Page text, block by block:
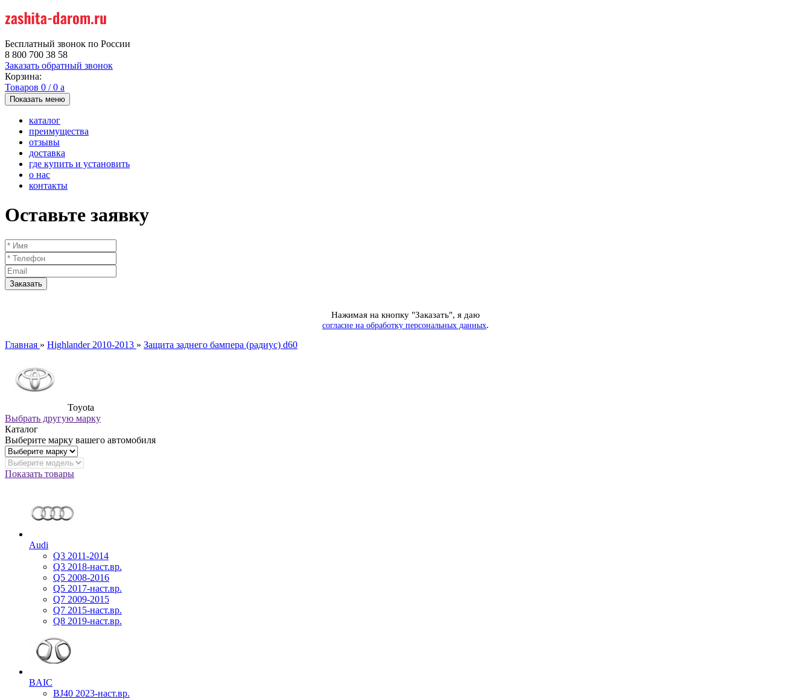
Бесплатный звонок по России
8 800 700 38 58
Заказать обратный звонок
Корзина:
Товаров 0 /0 a
Показать меню
каталог
преимущества
отзывы
доставка
где купить и установить
о нас
контакты
Оставьте заявку
Нажимая на кнопку "Заказать", я даю
согласие на обработку персональных данных.
Главная » Highlander 2010-2013 » Защита заднего бампера (радиус) d60
Toyota
Выбрать другую марку
Каталог
Выберите марку вашего автомобиля
Показать товары
Audi
Q3 2011-2014
Q3 2018-наст.вр.
Q5 2008-2016
Q5 2017-наст.вр.
Q7 2009-2015
Q7 2015-наст.вр.
Q8 2019-наст.вр.
BAIC
BJ40 2023-наст.вр.